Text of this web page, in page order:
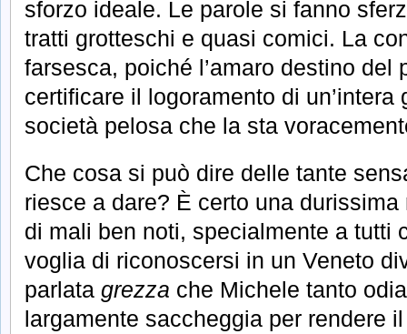
sforzo ideale. Le parole si fanno
tratti grotteschi e quasi comici. La
farsesca, poiché l’amaro destino del
certificare il logoramento di un’intera
società pelosa che la sta
Che cosa si può dire delle tante
riesce a dare? È certo una
di mali ben noti, specialmente a tutti
voglia di riconoscersi in un Veneto
parlata grezza che Michele tanto
largamente saccheggia per rendere